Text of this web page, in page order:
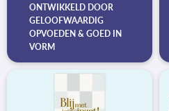
ONTWIKKELD DOOR
GELOOFWAARDIG
OPVOEDEN & GOED IN
VORM